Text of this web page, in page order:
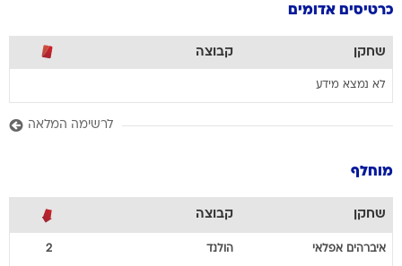
כרטיסים אדומים
שחקן קבוצה
לא נמצא מידע
לרשימה המלאה
מוחלף
שחקן קבוצה
איברהים אפלאי הולנד 2